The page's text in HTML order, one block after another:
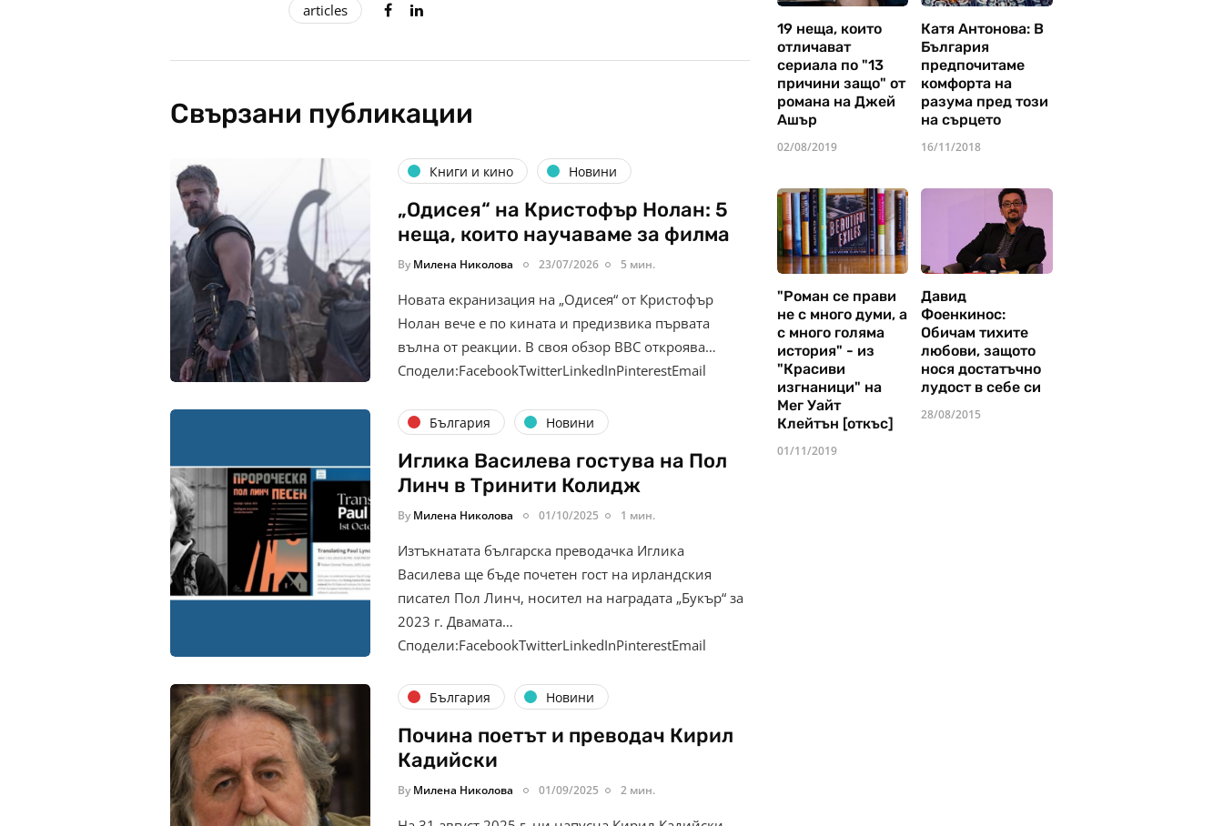
articles
Свързани публикации
Книги и кино Новини
„Одисея“ на Кристофър Нолан: 5
неща, които научаваме за филма
By Милена Николова 23/07/2026 5 мин.
Новата екранизация на „Одисея“ от Кристофър
Нолан вече е по кината и предизвика първата
вълна от реакции. В своя обзор BBC откроява…
Сподели:FacebookTwitterLinkedInPinterestEmail
България Новини
Иглика Василева гостува на Пол
Линч в Тринити Колидж
By Милена Николова 01/10/2025 1 мин.
Изтъкнатата българска преводачка Иглика
Василева ще бъде почетен гост на ирландския
писател Пол Линч, носител на наградата „Букър“ за
2023 г. Двамата…
Сподели:FacebookTwitterLinkedInPinterestEmail
България Новини
Почина поетът и преводач Кирил
Кадийски
By Милена Николова 01/09/2025 2 мин.
19 неща, които
отличават
сериала по "13
причини защо" от
романа на Джей
Ашър
02/08/2019
Катя Антонова: В
България
предпочитаме
комфорта на
разума пред този
на сърцето
16/11/2018
"Роман се прави
не с много думи, а
с много голяма
история" - из
"Красиви
изгнаници" на
Мег Уайт
Клейтън [откъс]
01/11/2019
Давид
Фоенкинос:
Обичам тихите
любови, защото
нося достатъчно
лудост в себе си
28/08/2015